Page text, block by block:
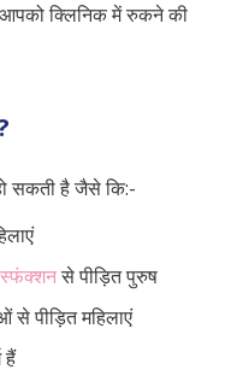
आपको क्लिनिक में रुकने की
सकती है जैसे कि:-
से पीड़ित पुरुष
से पीड़ित महिलाएं
हैं